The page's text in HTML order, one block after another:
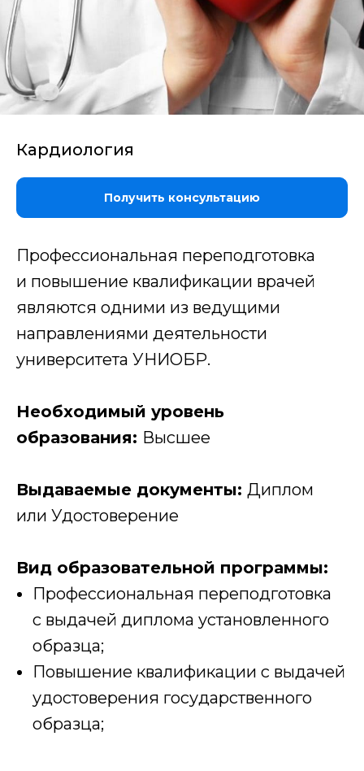
Кардиология
Получить консультацию
Профессиональная переподготовка
и повышение квалификации врачей
являются одними из ведущими
направлениями деятельности
университета УНИОБР.
Необходимый уровень
образования: Высшее
Выдаваемые документы: Диплом
или Удостоверение
Вид образовательной программы:
Профессиональная переподготовка
с выдачей диплома установленного
образца;
Повышение квалификации с выдачей
удостоверения государственного
образца;